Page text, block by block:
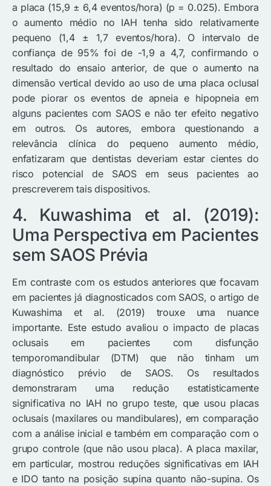
a placa (15,9 ± 6,4 eventos/hora) (p = 0.025). Embora
o aumento médio no IAH tenha sido relativamente
pequeno (1,4 ± 1,7 eventos/hora). O intervalo de
confiança de 95% foi de -1,9 a 4,7, confirmando o
resultado do ensaio anterior, de que o aumento na
dimensão vertical devido ao uso de uma placa oclusal
pode piorar os eventos de apneia e hipopneia em
alguns pacientes com SAOS e não ter efeito negativo
em outros. Os autores, embora questionando a
relevância clínica do pequeno aumento médio,
enfatizaram que dentistas deveriam estar cientes do
risco potencial de SAOS em seus pacientes ao
prescreverem tais dispositivos.
4. Kuwashima et al. (2019):
Uma Perspectiva em Pacientes
sem SAOS Prévia
Em contraste com os estudos anteriores que focavam
em pacientes já diagnosticados com SAOS, o artigo de
Kuwashima et al. (2019) trouxe uma nuance
importante. Este estudo avaliou o impacto de placas
oclusais em pacientes com disfunção
temporomandibular (DTM) que não tinham um
diagnóstico prévio de SAOS. Os resultados
demonstraram uma redução estatisticamente
significativa no IAH no grupo teste, que usou placas
oclusais (maxilares ou mandibulares), em comparação
com a análise inicial e também em comparação com o
grupo controle (que não usou placa). A placa maxilar,
em particular, mostrou reduções significativas em IAH
e IDO tanto na posição supina quanto não-supina. Os